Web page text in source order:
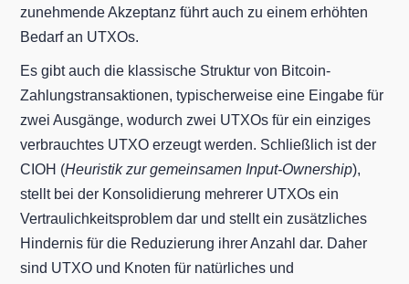
zunehmende Akzeptanz führt auch zu einem erhöhten
Bedarf an UTXOs.
Es gibt auch die klassische Struktur von Bitcoin-
Zahlungstransaktionen, typischerweise eine Eingabe für
zwei Ausgänge, wodurch zwei UTXOs für ein einziges
verbrauchtes UTXO erzeugt werden. Schließlich ist der
CIOH (Heuristik zur gemeinsamen Input-Ownership),
stellt bei der Konsolidierung mehrerer UTXOs ein
Vertraulichkeitsproblem dar und stellt ein zusätzliches
Hindernis für die Reduzierung ihrer Anzahl dar. Daher
sind UTXO und Knoten für natürliches und